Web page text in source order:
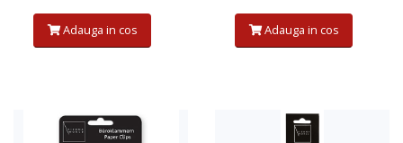
Adauga in cos Adauga in cos